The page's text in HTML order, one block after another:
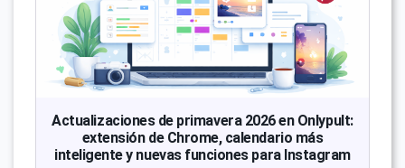
Actualizaciones de primavera 2026 en Onlypult:
extensión de Chrome, calendario más
inteligente y nuevas funciones para Instagram